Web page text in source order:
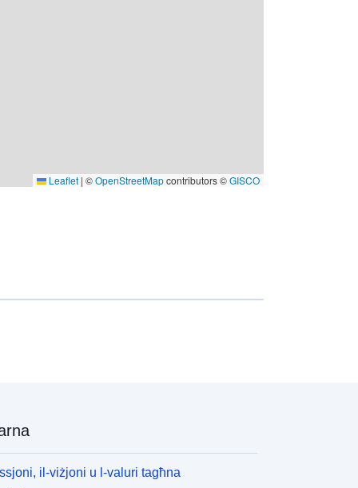
Leaflet | ©OpenStreetMapcontributors ©GISCO
il-viżjoni u l-valuri tagħna